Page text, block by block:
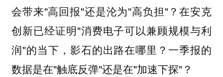
会带来"高回报"还是沦为"高负担"？在安克
创新已经证明"消费电子可以兼顾规模与利
润"的当下，影石的出路在哪里？一季报的
数据是在"触底反弹"还是在"加速下探"？